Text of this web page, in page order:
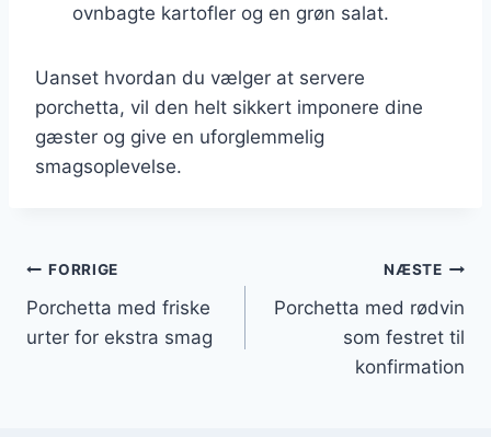
ovnbagte kartofler og en grøn salat.
Uanset hvordan du vælger at servere
porchetta, vil den helt sikkert imponere dine
gæster og give en uforglemmelig
smagsoplevelse.
Indlægsnavigation
FORRIGE
Porchetta med friske
urter for ekstra smag
NÆSTE
Porchetta med rødvin
som festret til
konfirmation